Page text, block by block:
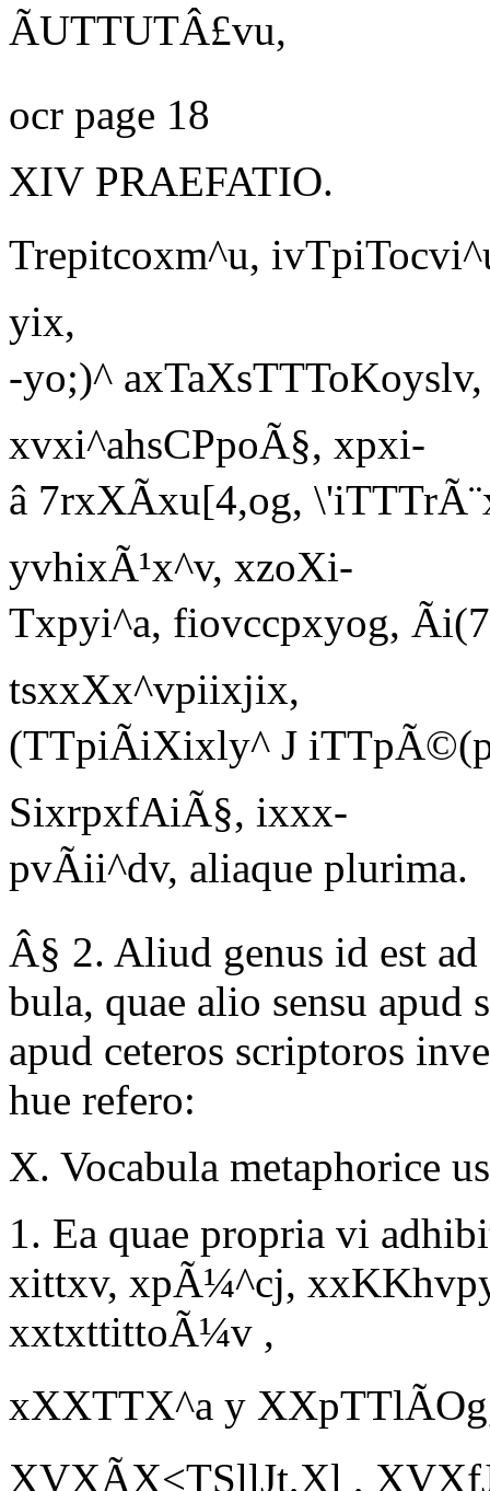
ÃUTTUTÂ£vu,
ocr page 18
XIV PRAEFATIO.
Trepitcoxm^u,
yix,
-yo;)^ axTaXsTTToKoyslv,
xvxi^ahsCPpoÃ§, xpxi-
â 7rxXÃxu[4,og,
yvhixÃ¹x^v, xzoXi-
Txpyi^a, fiovccpxyog,
tsxxXx^vpiixjix,
(TTpiÃiXixly^ J
SixrpxfAiÃ§, ixxx-
pvÃii^dv, aliaque plurima.
Â§ 2. Aliud genus id est
bula, quae alio sensu apud
apud ceteros scriptoros
hue refero:
X. Vocabula metaphorice
1. Ea quae propria vi
xittxv, xpÃ¼^cj,
xxtxttittoÃ¼v ,
xXXTTX^a y XXpTTlÃOg,
XVXÃX<TSllJt,Xl ,